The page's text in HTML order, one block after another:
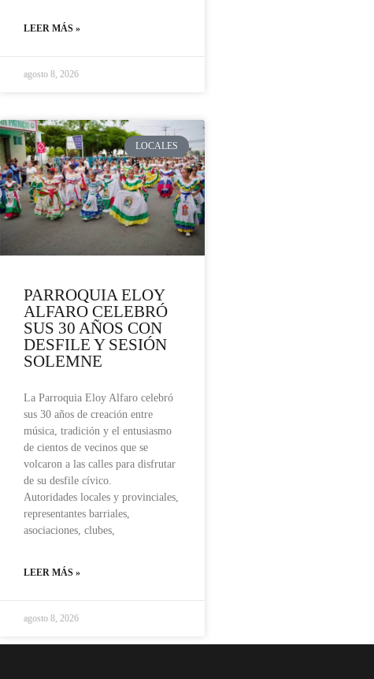
LEER MÁS »
agosto 8, 2026
LOCALES
PARROQUIA ELOY
ALFARO CELEBRÓ
SUS 30 AÑOS CON
DESFILE Y SESIÓN
SOLEMNE
La Parroquia Eloy Alfaro celebró
sus 30 años de creación entre
música, tradición y el entusiasmo
de cientos de vecinos que se
volcaron a las calles para disfrutar
de su desfile cívico.
Autoridades locales y provinciales,
representantes barriales,
asociaciones, clubes,
LEER MÁS »
agosto 8, 2026